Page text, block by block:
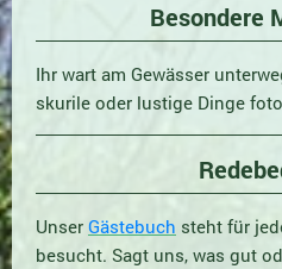
Besondere
Ihr wart am Gewässer
skurile oder lustige Dinge
Unser Gästebuch steht für
besucht. Sagt uns, was gut